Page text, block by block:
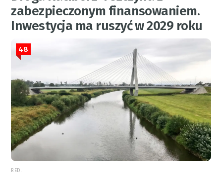
zabezpieczonym finansowaniem.
Inwestycja ma ruszyć w 2029 roku
48
RED.